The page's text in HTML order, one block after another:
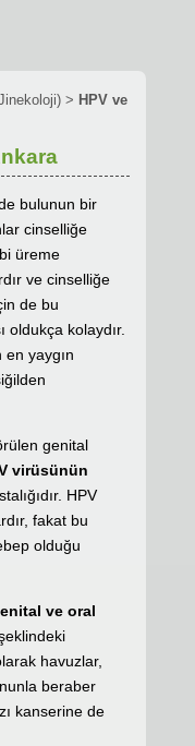
> HPV ve
bulunun bir
cinselliğe
üreme
ve cinselliğe
de bu
oldukça kolaydır.
en yaygın
genital
virüsünün
HPV
fakat bu
olduğu
ve oral
havuzlar,
beraber
kanserine de